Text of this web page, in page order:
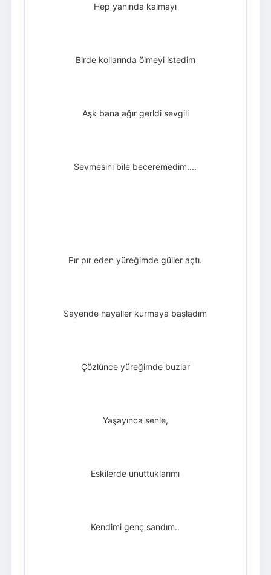
Hep yanında kalmayı
Birde kollarında ölmeyi istedim
Aşk bana ağır gerldi sevgili
Sevmesini bile beceremedim....
Pır pır eden yüreğimde güller açtı.
Sayende hayaller kurmaya başladım
Çözlünce yüreğimde buzlar
Yaşayınca senle,
Eskilerde unuttuklarımı
Kendimi genç sandım..